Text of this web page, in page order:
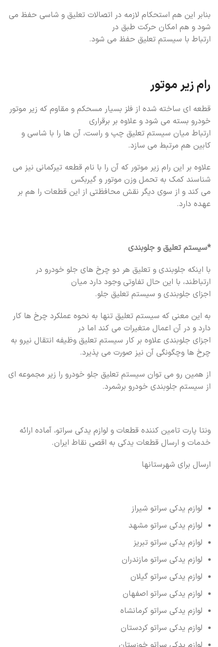
بنابر این هم استحکام لازمه در اتصالات تعلیق و شاسی حفظ می
شود و هم امکان حرکت طبق در
ارتباط با سیستم تعلیق حفظ می شود.
رام زیر موتور
قطعه ای ساخته شده از فلز بسیار مسحکم و مقاوم که زیر موتور
خودرو بسته می شود و علاوه بر برقراری
ارتباط میان سیستم تعلیق چپ و راست، آن ها را با شاسی و
کابین هم مرتبط می سازد.
علاوه بر این رام زیر موتور که آن را با نام قطعه تیرکمانی نیز می
شناسند کمک به تحمل وزن موتور و گیربکس
می کند و از سوی دیگر نقش محافظتی از این قطعات را هم بر
عهده دارد.
*سیستم تعلیق و جلوبندی
با اینکه جلوبندی و تعلیق هر دو چرخ های جلو خودرو در
ارتباطند، با این حال تفاوتی وجود دارد میان
اجزای جلوبندی و سیستم تعلیق جلو.
به این معنی که سیستم تعلیق تنها به نحوه عملکرد چرخ ها کار
دارد و در آن اعمال متغیرات می کند اما در
اجزای جلوبندی علاوه بر کار سیستم تعلیق وظیفه انتقال نیرو به
چرخ ها وچگونگی آن نیز صورت می پذیرد.
از همین رو می توان سیستم تعلیق جلو خودرو را زیر مجموعه ای
از سیستم جلوبندی خودرو برشمرد.
ونتا پارت تامین کننده قطعات و لوازم یدکی سراتو، آماده ارائه
خدمات و ارسال قطعات یدکی به اقصی نقاط ایران.
ارسال برای شهرستانها
لوازم یدکی سراتو شیراز
لوازم یدکی سراتو مشهد
لوازم یدکی سراتو تبریز
لوازم یدکی سراتو مازندران
لوازم یدکی سراتو گیلان
لوازم یدکی سراتو اصفهان
لوازم یدکی سراتو کرمانشاه
لوازم یدکی سراتو کردستان